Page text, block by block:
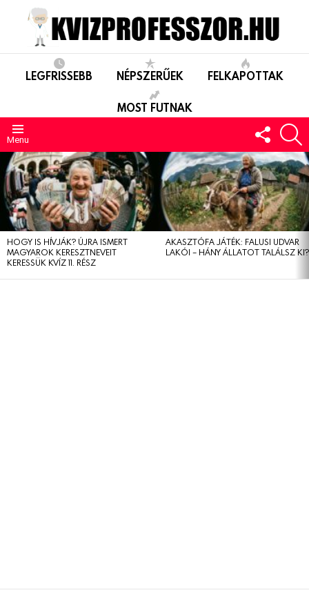
LEGFRISSEBB NÉPSZERŰEK FELKAPOTTAK
MOST FUTNAK
Menu
US
LEGUTÓBBIAK
HOGY IS HÍVJÁK? ÚJRA ISMERT
MAGYAROK KERESZTNEVEIT
KERESSÜK KVÍZ 11. RÉSZ
AKASZTÓFA JÁTÉK: FALUSI UDVAR
LAKÓI – HÁNY ÁLLATOT TALÁLSZ KI?